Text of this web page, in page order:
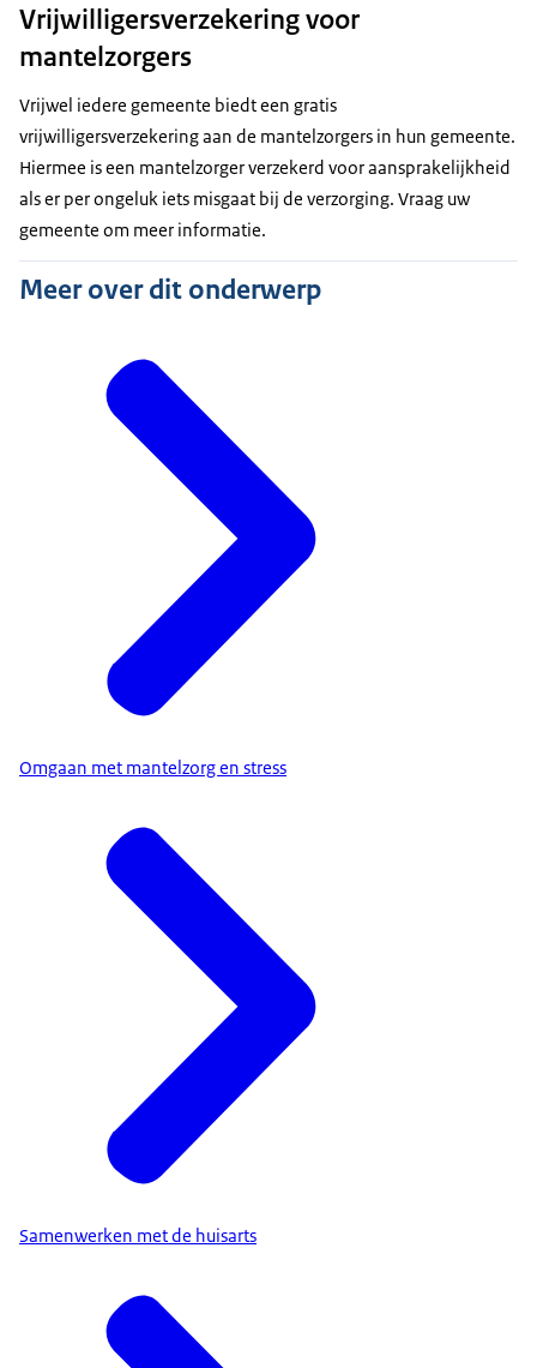
Vrijwilligersverzekering voor
mantelzorgers
Vrijwel iedere gemeente biedt een gratis
vrijwilligersverzekering aan de mantelzorgers in hun gemeente.
Hiermee is een mantelzorger verzekerd voor aansprakelijkheid
als er per ongeluk iets misgaat bij de verzorging. Vraag uw
gemeente om meer informatie.
Meer over dit onderwerp
Omgaan met mantelzorg en stress
Samenwerken met de huisarts